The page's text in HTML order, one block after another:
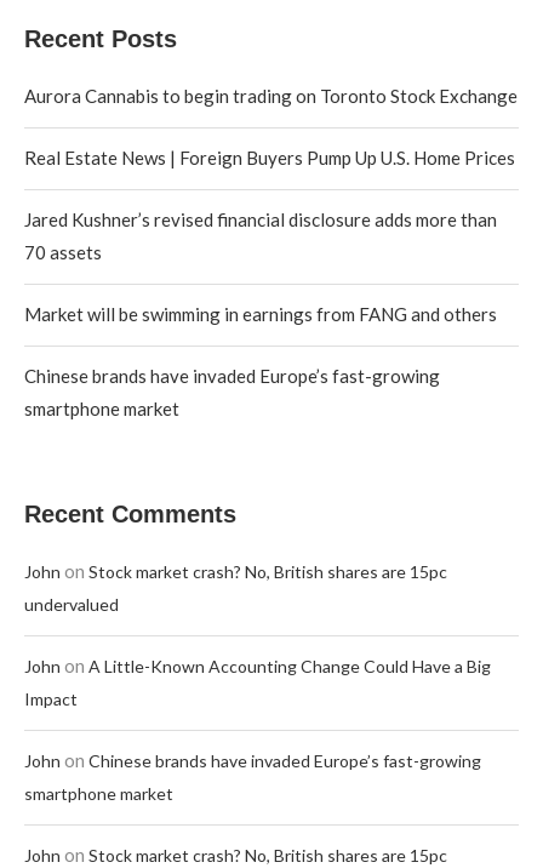
Recent Posts
Aurora Cannabis to begin trading on Toronto Stock Exchange
Real Estate News | Foreign Buyers Pump Up U.S. Home Prices
Jared Kushner’s revised financial disclosure adds more than
70 assets
Market will be swimming in earnings from FANG and others
Chinese brands have invaded Europe’s fast-growing
smartphone market
Recent Comments
John on Stock market crash? No, British shares are 15pc
undervalued
John on A Little-Known Accounting Change Could Have a Big
Impact
John on Chinese brands have invaded Europe’s fast-growing
smartphone market
John on Stock market crash? No, British shares are 15pc